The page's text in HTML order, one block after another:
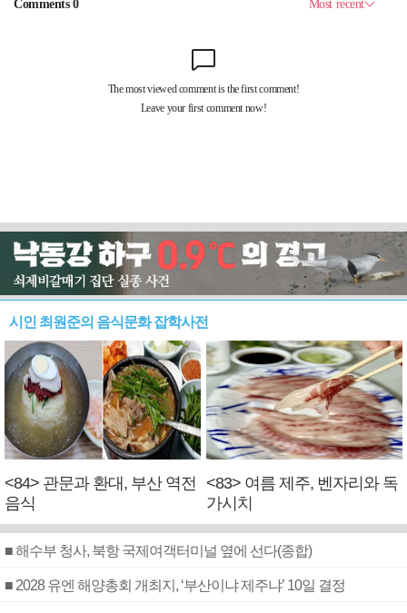
시인 최원준의 음식문화 잡학사전
<84> 관문과 환대, 부산 역전
음식
<83> 여름 제주, 벤자리와 독
가시치
■ 해수부 청사, 북항 국제여객터미널 옆에 선다(종합)
■ 2028 유엔 해양총회 개최지, ‘부산이냐 제주냐’ 10일 결정